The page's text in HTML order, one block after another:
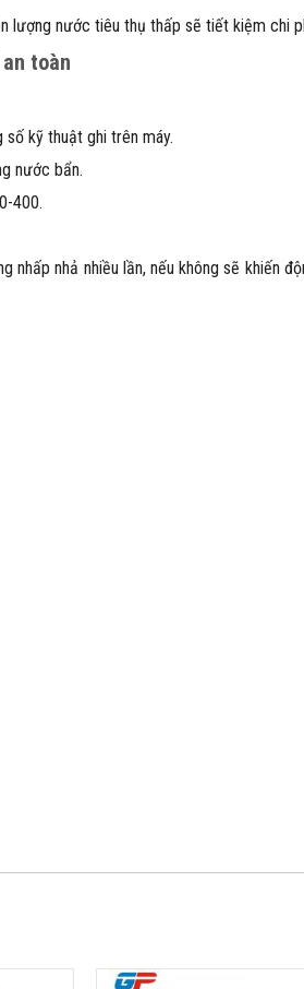
lượng nước tiêu thụ thấp sẽ tiết kiệm chi
toàn
kỹ thuật ghi trên máy.
nước bẩn.
400.
nhả nhiều lần, nếu không sẽ khiến